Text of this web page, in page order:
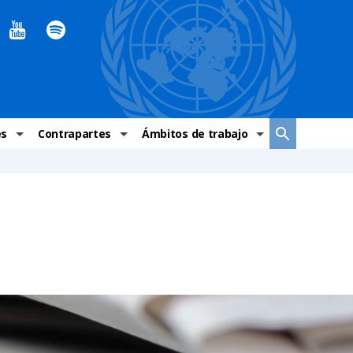
Contrapartes Ámbitos de trabajo
Representación